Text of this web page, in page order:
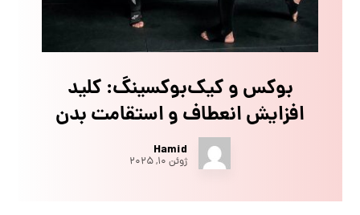
بوکس و کیک‌بوکسینگ: کلید
افزایش انعطاف و استقامت بدن
Hamid
ژوئن ۱۰, ۲۰۲۵